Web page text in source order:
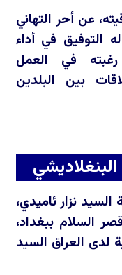
عن أحر التهاني
التوفيق في أداء
في العمل
بين البلدين
نزار ئاميدي،
حزيران 2026، في قصر السلام ببغداد،
لدى العراق السيد